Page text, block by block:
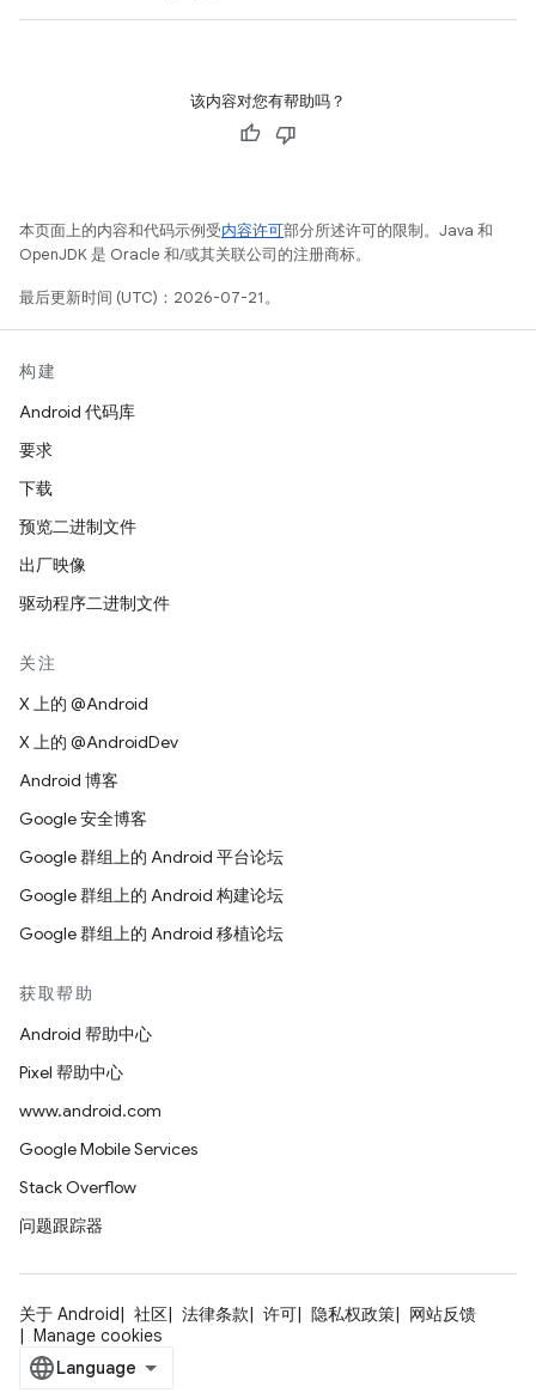
该内容对您有帮助吗？
本页面上的内容和代码示例受内容许可部分所述许可的限制。Java 和
OpenJDK 是 Oracle 和/或其关联公司的注册商标。
最后更新时间 (UTC)：2026-07-21。
构建
Android 代码库
要求
下载
预览二进制文件
出厂映像
驱动程序二进制文件
关注
X 上的 @Android
X 上的 @AndroidDev
Android 博客
Google 安全博客
Google 群组上的 Android 平台论坛
Google 群组上的 Android 构建论坛
Google 群组上的 Android 移植论坛
获取帮助
Android 帮助中心
Pixel 帮助中心
www.android.com
Google Mobile Services
Stack Overflow
问题跟踪器
关于 Android 社区 法律条款 许可 隐私权政策
网站反馈
Manage cookies